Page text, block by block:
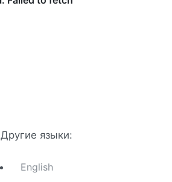
Другие языки:
English